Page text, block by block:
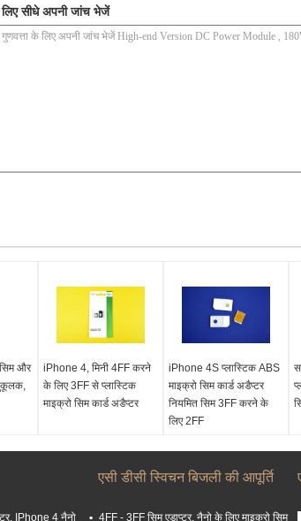
सीधे अपनी जांच भेजें
सिम और
iPhone 4, मिनी 4FF करने
के लिए 3FF से प्लास्टिक
माइक्रो सिम कार्ड अडैप्टर
iPhone 4S प्लास्टिक ABS
माइक्रो सिम कार्ड अडैप्टर
नियमित सिम 3FF करने के
लिए 2FF
IPhone 4 नैनो
एसी डीसी स्विचन बिजली की आपूर्ति
4FF - 3FF सिम एडाप्टर, नैनो के लिए माइक्रो सिम